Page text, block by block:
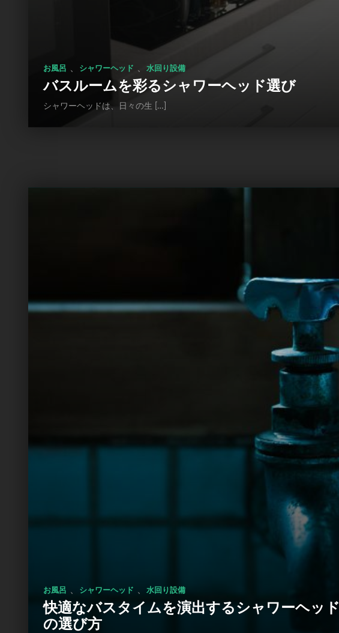
お風呂 シャワーヘッド 水回り設備
バスルームを彩るシャワーヘッド選び
シャワーヘッドは、日々の生 […]
お風呂 シャワーヘッド 水回り設備
快適なバスタイムを演出するシャワーヘッド
の選び方